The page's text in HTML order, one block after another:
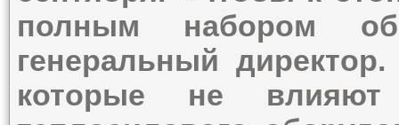
полным набором
генеральный
которые не